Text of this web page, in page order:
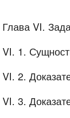
Глава VI.
VI. 1.
VI. 2.
VI. 3.